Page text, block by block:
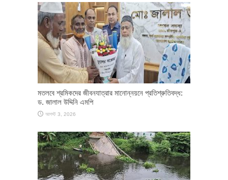
মতলবে শ্রমিকদের জীবনযাত্রার মানোন্নয়নে প্রতিশ্রুতিবদ্ধ:
ড. জালাল উদ্দিনি এমপি
আগস্ট 3, 2026